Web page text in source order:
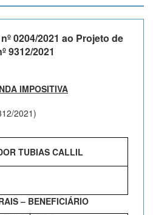
0204/2021 ao Projeto de
9312/2021
IMPOSITIVA
2021)
TUBIAS CALLIL
– BENEFICIÁRIO